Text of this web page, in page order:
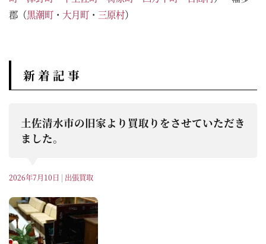
郡（黒潮町 ・ 大月町 ・ 三原村）
新 着 記 事
土佐清水市の旧家より買取りをさせていただき
ました。
2026年7月10日 | 出張買取